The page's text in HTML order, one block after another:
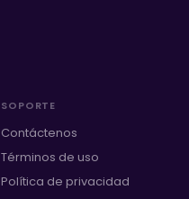
SOPORTE
Contáctenos
Términos de uso
Política de privacidad